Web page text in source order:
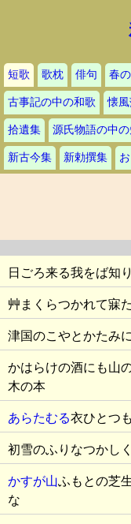
短歌 歌枕 俳句 春
古事記の中の和歌 懐
拾遺集 源氏物語の中の
新古今集 新勅撰集
日ごろ来る我をば知
艸まくらつかれて寐
津国のこやとかたみ
かはらけの酒にも山
木の本
あらたむる衣ひとつ
初雪のふりなつかし
かすが山ふもとの芝
な